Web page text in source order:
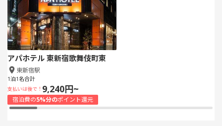
アパホテル 東新宿歌舞伎町東
東新宿駅
1泊1名合計
支払いは後で！ 9,240円~
宿泊費の5%分のポイント還元